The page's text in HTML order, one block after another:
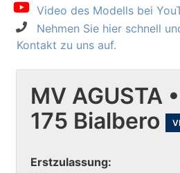
Video des Modells bei
Nehmen Sie hier schnell
Kontakt zu uns auf.
MV AGUSTA
175 Bialbero
Erstzulassung: